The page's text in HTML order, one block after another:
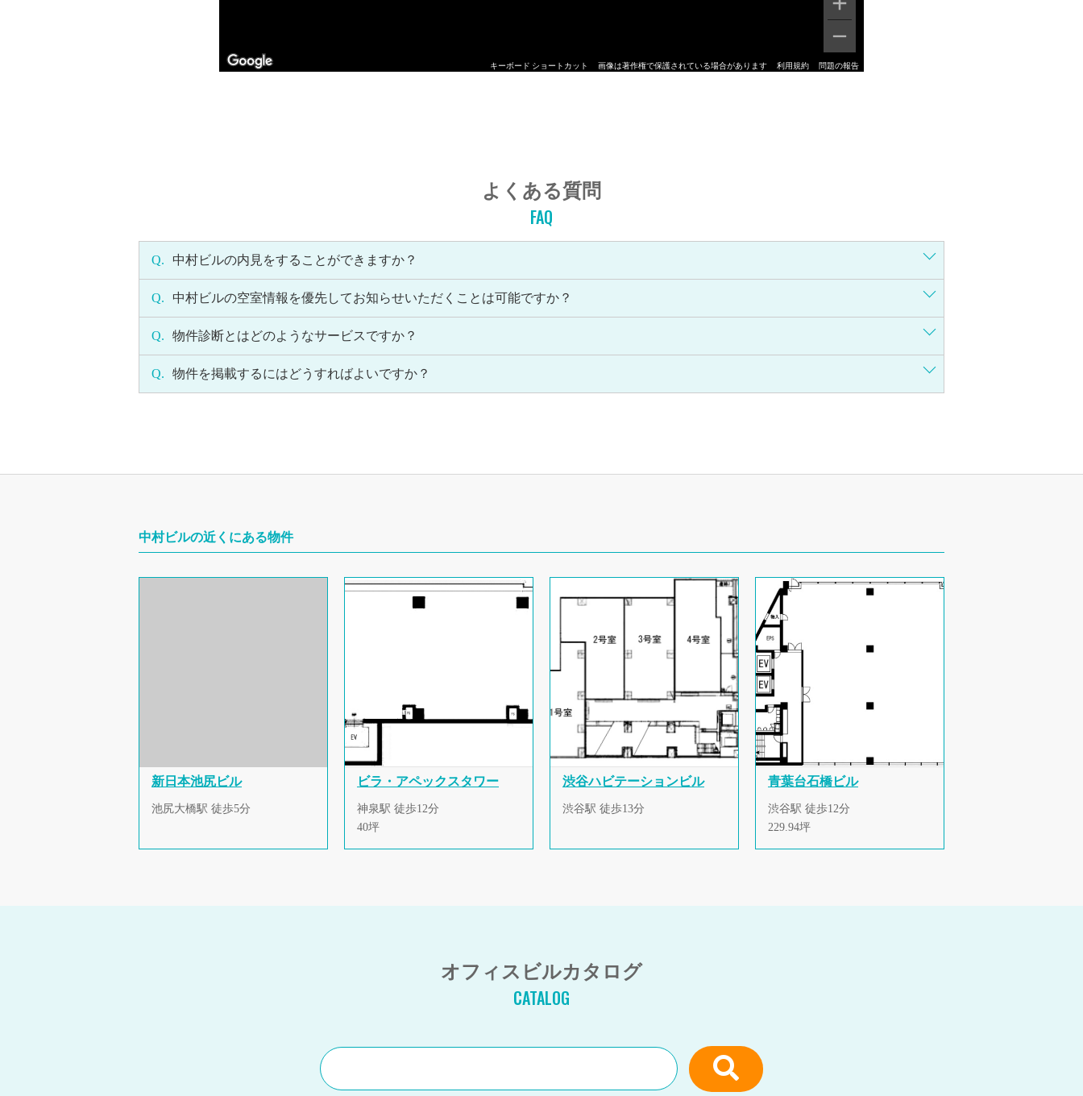
キーボード ショートカット 画像は著作権で保護されている場合があります 利用規約 問題の報告
よくある質問
FAQ
Q. 中村ビルの内見をすることができますか？
Q. 中村ビルの空室情報を優先してお知らせいただくことは可能ですか？
Q. 物件診断とはどのようなサービスですか？
Q. 物件を掲載するにはどうすればよいですか？
中村ビルの近くにある物件
新日本池尻ビル
池尻大橋駅 徒歩5分
ビラ・アペックスタワー
神泉駅 徒歩12分
40坪
渋谷ハビテーションビル
渋谷駅 徒歩13分
青葉台石橋ビル
渋谷駅 徒歩12分
229.94坪
オフィスビルカタログ
CATALOG